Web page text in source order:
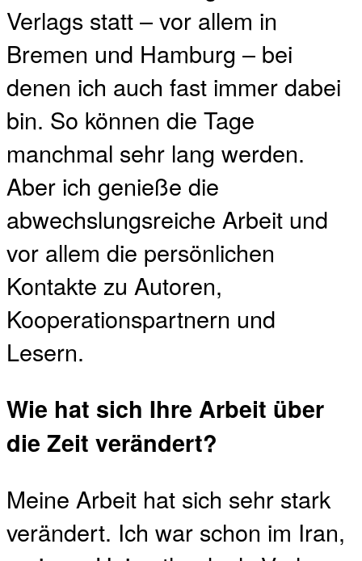
Verlags statt – vor allem in
Bremen und Hamburg – bei
denen ich auch fast immer dabei
bin. So können die Tage
manchmal sehr lang werden.
Aber ich genieße die
abwechslungsreiche Arbeit und
vor allem die persönlichen
Kontakte zu Autoren,
Kooperationspartnern und
Lesern.
Wie hat sich Ihre Arbeit über
die Zeit verändert?
Meine Arbeit hat sich sehr stark
verändert. Ich war schon im Iran,